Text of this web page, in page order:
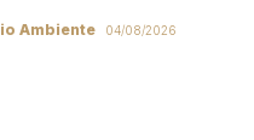
Ambiente 04/08/2026